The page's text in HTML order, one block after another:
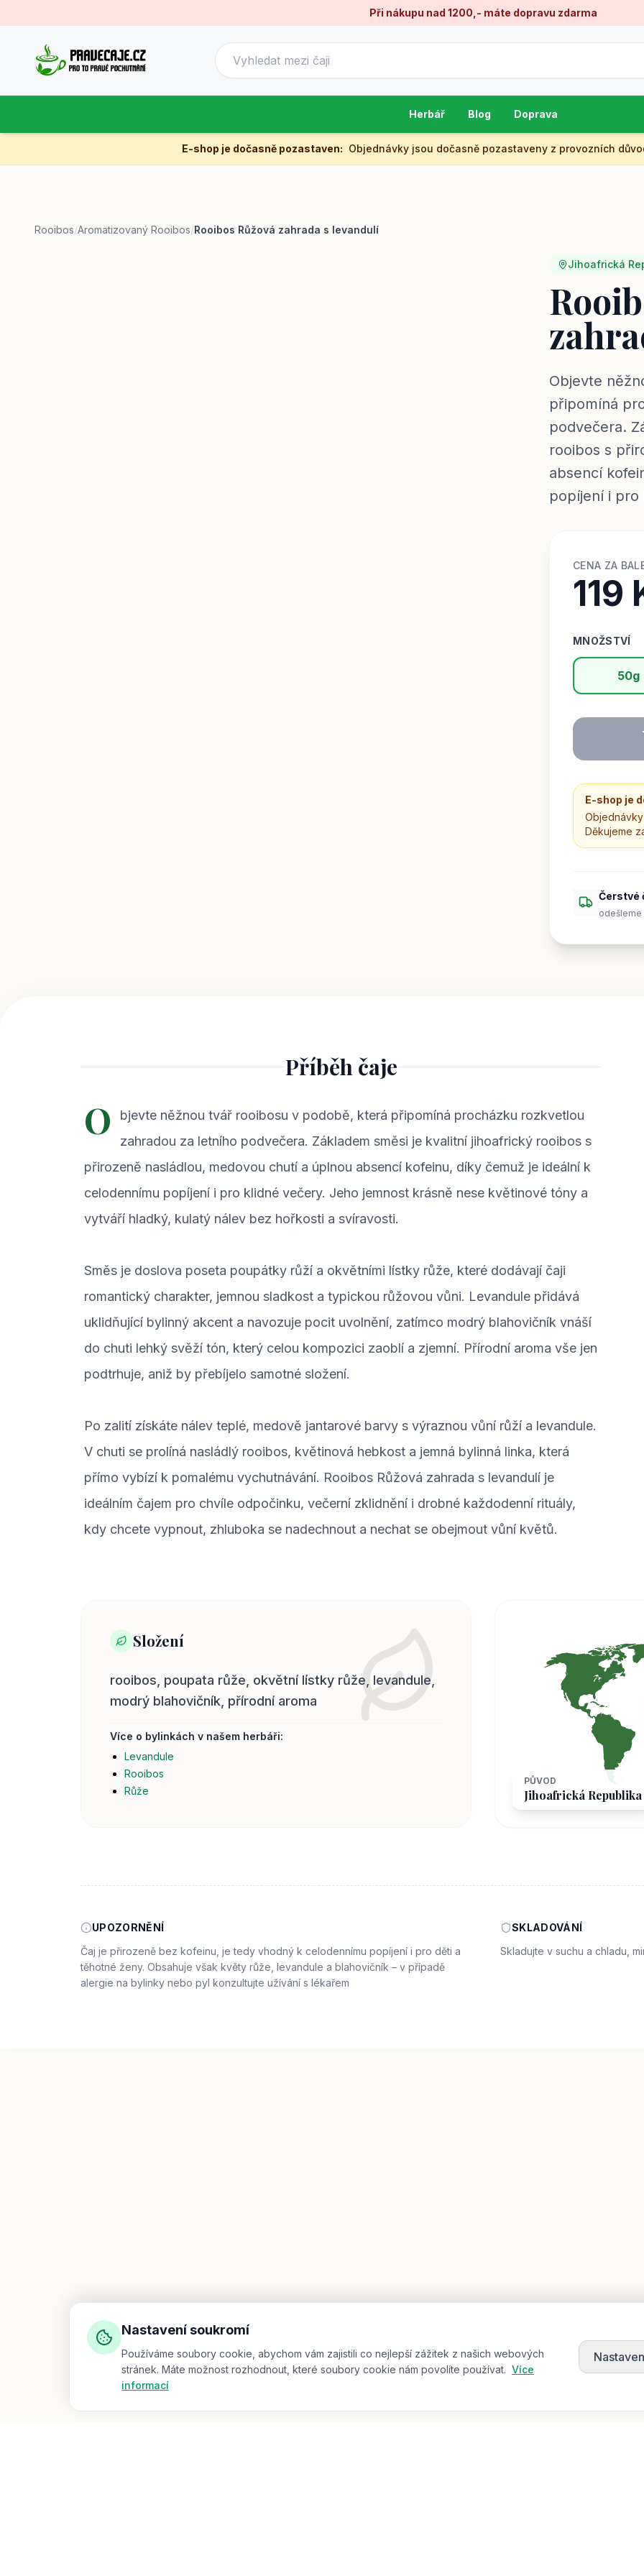
Při nákupu nad 1200,- máte dopravu zdarma
Herbář Blog Doprava
E-shop je dočasně pozastaven: Objednávky jsou dočasně pozastaveny z provozních
Rooibos/Aromatizovaný Rooibos/Rooibos Růžová zahrada s levandulí
Jihoafrická
Objevte
připomíná
podvečera.
rooibos s
absencí
popíjení i pro
CENA ZA
119
MNOŽSTVÍ
50g
E-shop je
Děkujeme
Čerstvé
odešleme
Příběh čaje
O
bjevte něžnou tvář rooibosu v podobě, která připomíná procházku rozkvetlou
zahradou za letního podvečera. Základem směsi je kvalitní jihoafrický rooibos s
přirozeně nasládlou, medovou chutí a úplnou absencí kofeinu, díky čemuž je ideální k
celodennímu popíjení i pro klidné večery. Jeho jemnost krásně nese květinové tóny a
vytváří hladký, kulatý nálev bez hořkosti a svíravosti.
Směs je doslova poseta poupátky růží a okvětními lístky růže, které dodávají čaji
romantický charakter, jemnou sladkost a typickou růžovou vůni. Levandule přidává
uklidňující bylinný akcent a navozuje pocit uvolnění, zatímco modrý blahovičník vnáší
do chuti lehký svěží tón, který celou kompozici zaoblí a zjemní. Přírodní aroma vše jen
podtrhuje, aniž by přebíjelo samotné složení.
Po zalití získáte nálev teplé, medově jantarové barvy s výraznou vůní růží a levandule.
V chuti se prolíná nasládlý rooibos, květinová hebkost a jemná bylinná linka, která
přímo vybízí k pomalému vychutnávání. Rooibos Růžová zahrada s levandulí je
ideálním čajem pro chvíle odpočinku, večerní zklidnění i drobné každodenní rituály,
kdy chcete vypnout, zhluboka se nadechnout a nechat se obejmout vůní květů.
Složení
rooibos, poupata růže, okvětní lístky růže, levandule,
modrý blahovičník, přírodní aroma
Více o bylinkách v našem herbáři:
Levandule
Rooibos
Růže
PŮVOD
Jihoafrická Republika
UPOZORNĚNÍ
Čaj je přirozeně bez kofeinu, je tedy vhodný k celodennímu popíjení i pro děti a
těhotné ženy. Obsahuje však květy růže, levandule a blahovičník – v případě
alergie na bylinky nebo pyl konzultujte užívání s lékařem
SKLADOVÁNÍ
Skladujte v suchu a chladu,
Nastavení soukromí
Používáme soubory cookie, abychom vám zajistili co nejlepší zážitek z našich webových
stránek. Máte možnost rozhodnout, které soubory cookie nám povolíte používat. Více
informací